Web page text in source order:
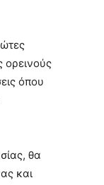
ορεινούς
όπου
θα
και